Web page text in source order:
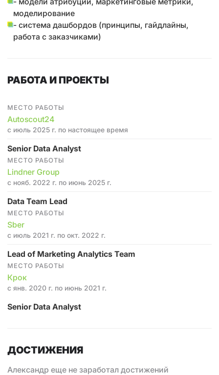
моделирование
- система дашбордов (принципы, гайдлайны,
работа с заказчиками)
РАБОТА И ПРОЕКТЫ
МЕСТО РАБОТЫ
Autoscout24
с июль 2025 г. по настоящее время
Senior Data Analyst
МЕСТО РАБОТЫ
Lindner Group
с нояб. 2022 г. по июнь 2025 г.
Data Team Lead
МЕСТО РАБОТЫ
Sber
с июль 2021 г. по окт. 2022 г.
Lead of Marketing Analytics Team
МЕСТО РАБОТЫ
Крок
с янв. 2020 г. по июнь 2021 г.
Senior Data Analyst
ДОСТИЖЕНИЯ
Александр еще не заработал достижений